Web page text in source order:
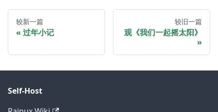
较新一篇
过年小记
较旧一篇
观《我们一起摇太阳》
Self-Host